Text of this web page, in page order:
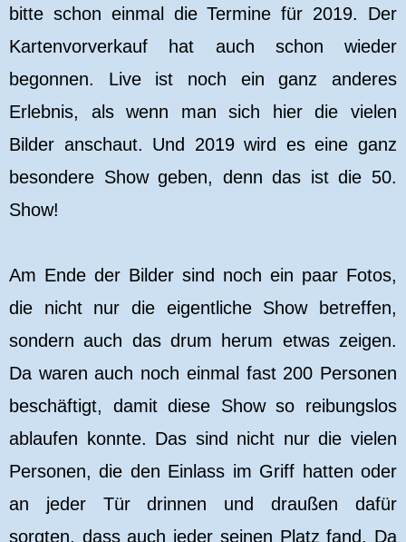
bitte schon einmal die Termine für 2019. Der
Kartenvorverkauf hat auch schon wieder
begonnen. Live ist noch ein ganz anderes
Erlebnis, als wenn man sich hier die vielen
Bilder anschaut. Und 2019 wird es eine ganz
besondere Show geben, denn das ist die 50.
Show!
Am Ende der Bilder sind noch ein paar Fotos,
die nicht nur die eigentliche Show betreffen,
sondern auch das drum herum etwas zeigen.
Da waren auch noch einmal fast 200 Personen
beschäftigt, damit diese Show so reibungslos
ablaufen konnte. Das sind nicht nur die vielen
Personen, die den Einlass im Griff hatten oder
an jeder Tür drinnen und draußen dafür
sorgten, dass auch jeder seinen Platz fand. Da